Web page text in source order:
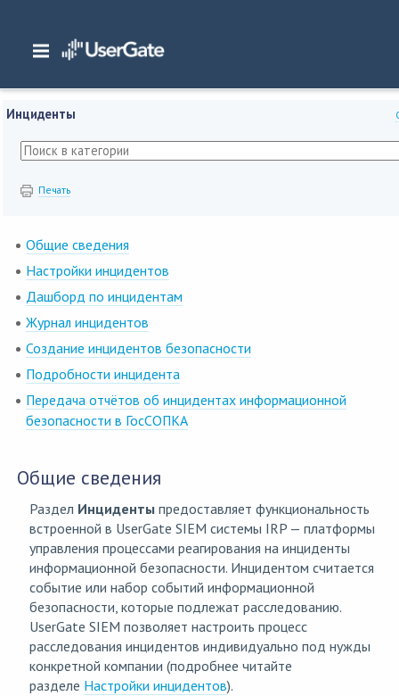
Главная/ Документация/SIEM/
Инциденты
Печать
Общие сведения
Настройки инцидентов
Дашборд по инцидентам
Журнал инцидентов
Создание инцидентов безопасности
Подробности инцидента
Передача отчётов об инцидентах информационной
безопасности в ГосСОПКА
Общие сведения
Раздел Инциденты предоставляет функциональность
встроенной в UserGate SIEM системы IRP — платформы
управления процессами реагирования на инциденты
информационной безопасности. Инцидентом считается
событие или набор событий информационной
безопасности, которые подлежат расследованию.
UserGate SIEM позволяет настроить процесс
расследования инцидентов индивидуально под нужды
конкретной компании (подробнее читайте
разделе Настройки инцидентов).